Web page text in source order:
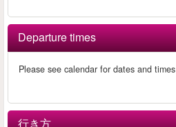
Departure times
Please see calendar for dates and times
行き方